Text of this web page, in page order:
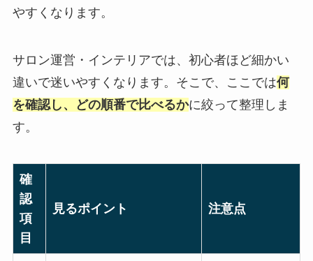
やすくなります。
サロン運営・インテリアでは、初心者ほど細かい
違いで迷いやすくなります。そこで、ここでは何
を確認し、どの順番で比べるかに絞って整理しま
す。
確
認
項
目
見るポイント 注意点